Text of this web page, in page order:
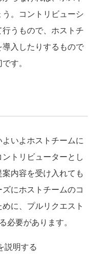
。コントリビューシ
うもので、ホストチ
入したりするもので
す。
いよホストチームに
トリビューターとし
内容を受け入れても
にホストチームのコ
に、プルリクエスト
要があります。
説明する